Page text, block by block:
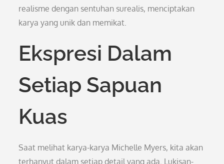
realisme dengan sentuhan surealis, menciptakan
karya yang unik dan memikat.
Ekspresi Dalam
Setiap Sapuan
Kuas
Saat melihat karya-karya Michelle Myers, kita akan
terhanyut dalam setiap detail yang ada. Lukisan-